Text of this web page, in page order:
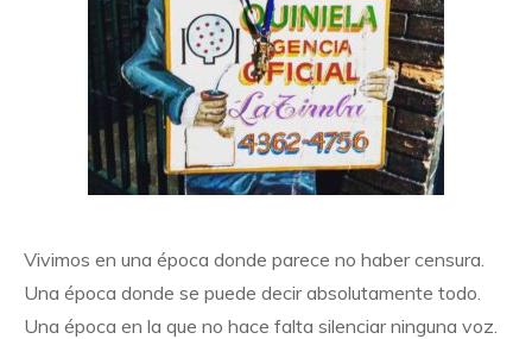
Vivimos en una época donde parece no haber censura.
Una época donde se puede decir absolutamente todo.
Una época en la que no hace falta silenciar ninguna voz.